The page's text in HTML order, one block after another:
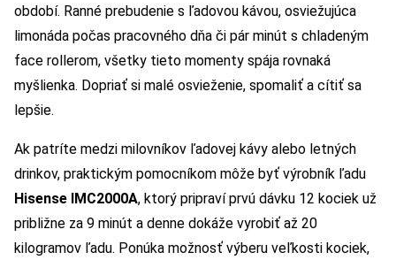
období. Ranné prebudenie s ľadovou kávou, osviežujúca
limonáda počas pracovného dňa či pár minút s chladeným
face rollerom, všetky tieto momenty spája rovnaká
myšlienka. Dopriať si malé osvieženie, spomaliť a cítiť sa
lepšie.
Ak patríte medzi milovníkov ľadovej kávy alebo letných
drinkov, praktickým pomocníkom môže byť výrobník ľadu
Hisense IMC2000A, ktorý pripraví prvú dávku 12 kociek už
približne za 9 minút a denne dokáže vyrobiť až 20
kilogramov ľadu. Ponúka možnosť výberu veľkosti kociek,